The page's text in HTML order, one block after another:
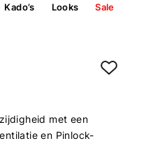
Kado’s Looks Sale
met een
en Pinlock-